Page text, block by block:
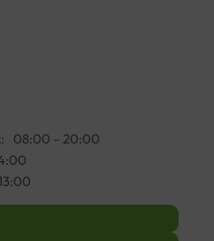
08:00 – 20:00